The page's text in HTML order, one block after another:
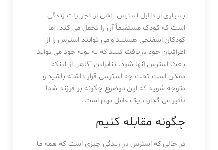
بسیاری از دلایل استرس ناشی از تجربیات زندگی
است که کودک مستقیماً آن را تحمل می کند. اما
کودکان اسفنجی هستند و می توانند استرس را از
اطرافیان خود دریافت کنند که به نوبه خود می تواند
باعث استرس آنها شود. بنابراین آگاهی از اینکه
ممکن است تحت چه استرسی قرار داشته باشید و
متوجه شوید که این موضوع چگونه بر فرزند شما
تأثیر می گذارد، یک عامل مهم است.
چگونه مقابله کنیم
در حالی که استرس در زندگی چیزی است که همه ما